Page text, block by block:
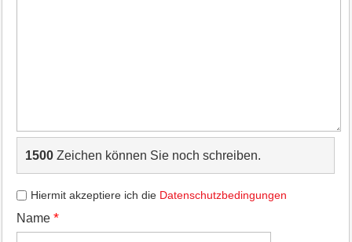
1500Zeichen können Sie noch schreiben.
Hiermit akzeptiere ich die Datenschutzbedingungen
Name *